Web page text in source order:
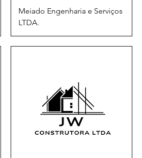
Meiado Engenharia e Serviços
LTDA.